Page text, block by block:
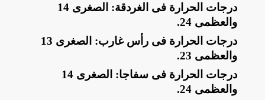
​درجات الحرارة فى الغردقة: الصغرى 14
والعظمى 24
.
​درجات الحرارة فى رأس غارب: الصغرى 13
والعظمى 23
.
​درجات الحرارة فى سفاجا: الصغرى 14
والعظمى 24
.